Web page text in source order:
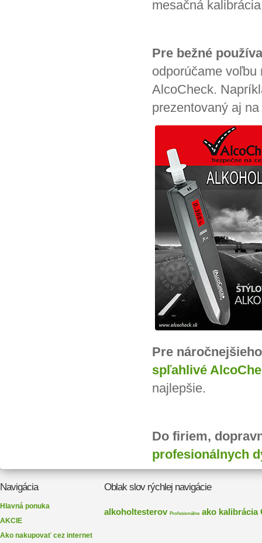
mesačná
Pre bežné
odporúčame voľbu
AlcoCheck.
prezentovaný aj
Pre
spľahlivé
najlepšie.
Do firiem,
profesionálnych
Navigácia
Hlavná ponuka
AKCIE
Ako nakupovať cez internet
Oblak slov rýchlej navigácie
alkoholtesterov Profesionálne ako kalibrácia